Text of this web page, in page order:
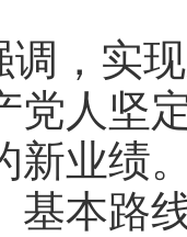
调，实
党人坚
新业绩
基本路